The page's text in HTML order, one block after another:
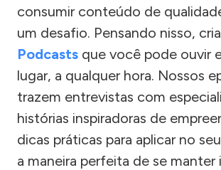
consumir conteúdo de
um desafio. Pensando nisso,
Podcasts que você pode ouvir
lugar, a qualquer hora. Nossos
trazem entrevistas com
histórias inspiradoras de
dicas práticas para aplicar no
a maneira perfeita de se